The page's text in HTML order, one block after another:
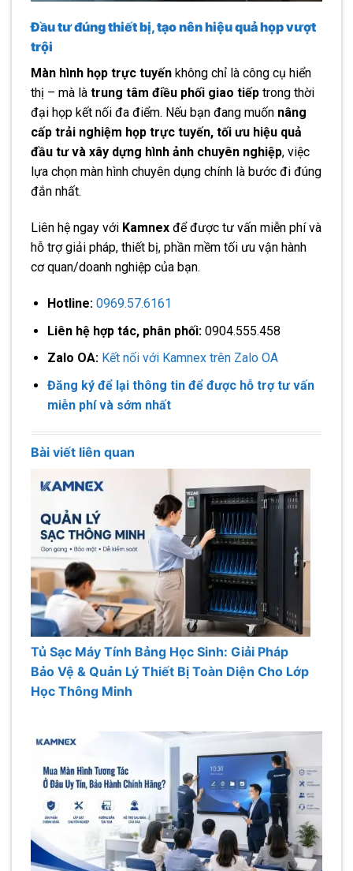
Đầu tư đúng thiết bị, tạo nên hiệu quả họp vượt
trội
Màn hình họp trực tuyến không chỉ là công cụ hiển
thị – mà là trung tâm điều phối giao tiếp trong thời
đại họp kết nối đa điểm. Nếu bạn đang muốn nâng
cấp trải nghiệm họp trực tuyến, tối ưu hiệu quả
đầu tư và xây dựng hình ảnh chuyên nghiệp, việc
lựa chọn màn hình chuyên dụng chính là bước đi đúng
đắn nhất.
Liên hệ ngay với Kamnex để được tư vấn miễn phí và
hỗ trợ giải pháp, thiết bị, phần mềm tối ưu vận hành
cơ quan/doanh nghiệp của bạn.
Hotline: 0969.57.6161
Liên hệ hợp tác, phân phối: 0904.555.458
Zalo OA: Kết nối với Kamnex trên Zalo OA
Đăng ký để lại thông tin để được hỗ trợ tư vấn
miễn phí và sớm nhất
Bài viết liên quan
Tủ Sạc Máy Tính Bảng Học Sinh: Giải Pháp
Bảo Vệ & Quản Lý Thiết Bị Toàn Diện Cho Lớp
Học Thông Minh